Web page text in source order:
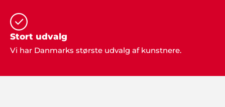
Kasper og Lars, Holbæk
Stort udvalg
Vi har Danmarks største udvalg af kunstnere.